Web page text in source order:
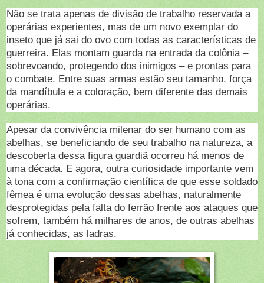
Não se trata apenas de divisão de trabalho reservada a
operárias experientes, mas de um novo exemplar do
inseto que já sai do ovo com todas as características de
guerreira. Elas montam guarda na entrada da colônia –
sobrevoando, protegendo dos inimigos – e prontas para
o combate. Entre suas armas estão seu tamanho, força
da mandíbula e a coloração, bem diferente das demais
operárias.
Apesar da convivência milenar do ser humano com as
abelhas, se beneficiando de seu trabalho na natureza, a
descoberta dessa figura guardiã ocorreu há menos de
uma década. E agora, outra curiosidade importante vem
à tona com a confirmação científica de que esse soldado
fêmea é uma evolução dessas abelhas, naturalmente
desprotegidas pela falta do ferrão frente aos ataques que
sofrem, também há milhares de anos, de outras abelhas
já conhecidas, as ladras.